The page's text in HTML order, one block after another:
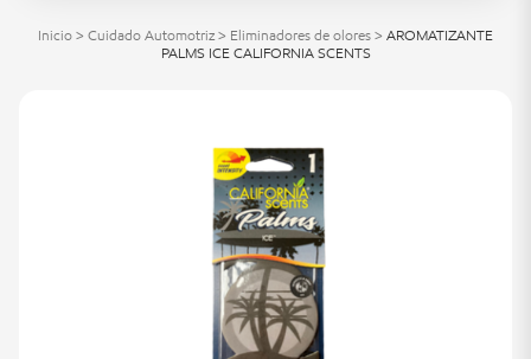
Inicio > Cuidado Automotriz > Eliminadores de olores > AROMATIZANTE
PALMS ICE CALIFORNIA SCENTS